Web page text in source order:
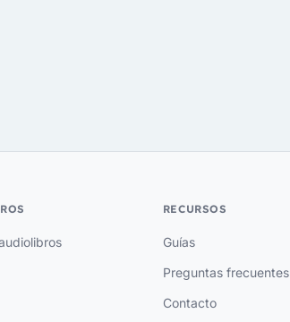
RECURSOS
Guías
Preguntas frecuentes
Contacto